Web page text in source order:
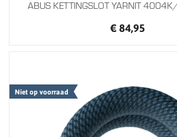
ABUS KETTINGSLOT YARNIT
€ 84,95
Niet op voorraad